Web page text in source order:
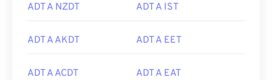
ADT A NZDT ADT A IST
ADT A AKDT ADT A EET
ADT A ACDT ADT A EAT